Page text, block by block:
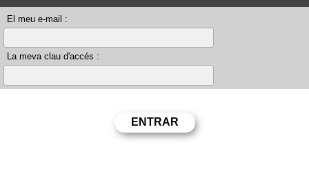
El meu e-mail :
La meva clau d'accés :